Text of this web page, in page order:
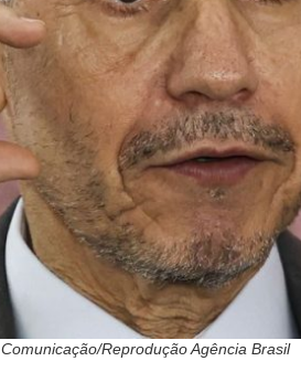
Reprodução Agência Brasil